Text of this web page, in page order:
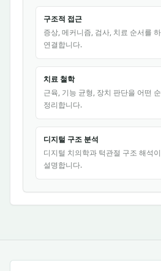
구조적 접근
증상, 메커니즘, 검사, 치료 순서를
연결합니다.
치료 철학
근육, 기능 균형, 장치 판단을 어떤
정리합니다.
디지털 구조 분석
디지털 치의학과 턱관절 구조 해석
설명합니다.